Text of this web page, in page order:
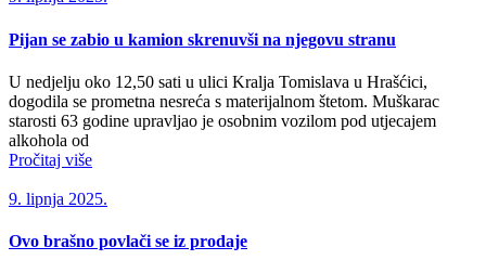
Pijan se zabio u kamion skrenuvši na njegovu stranu
U nedjelju oko 12,50 sati u ulici Kralja Tomislava u Hrašćici,
dogodila se prometna nesreća s materijalnom štetom. Muškarac
starosti 63 godine upravljao je osobnim vozilom pod utjecajem
alkohola od
Pročitaj više
9. lipnja 2025.
Ovo brašno povlači se iz prodaje